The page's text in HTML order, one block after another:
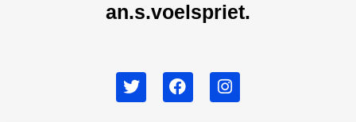
an.s.voelspriet.
T
w
F
a
I
n